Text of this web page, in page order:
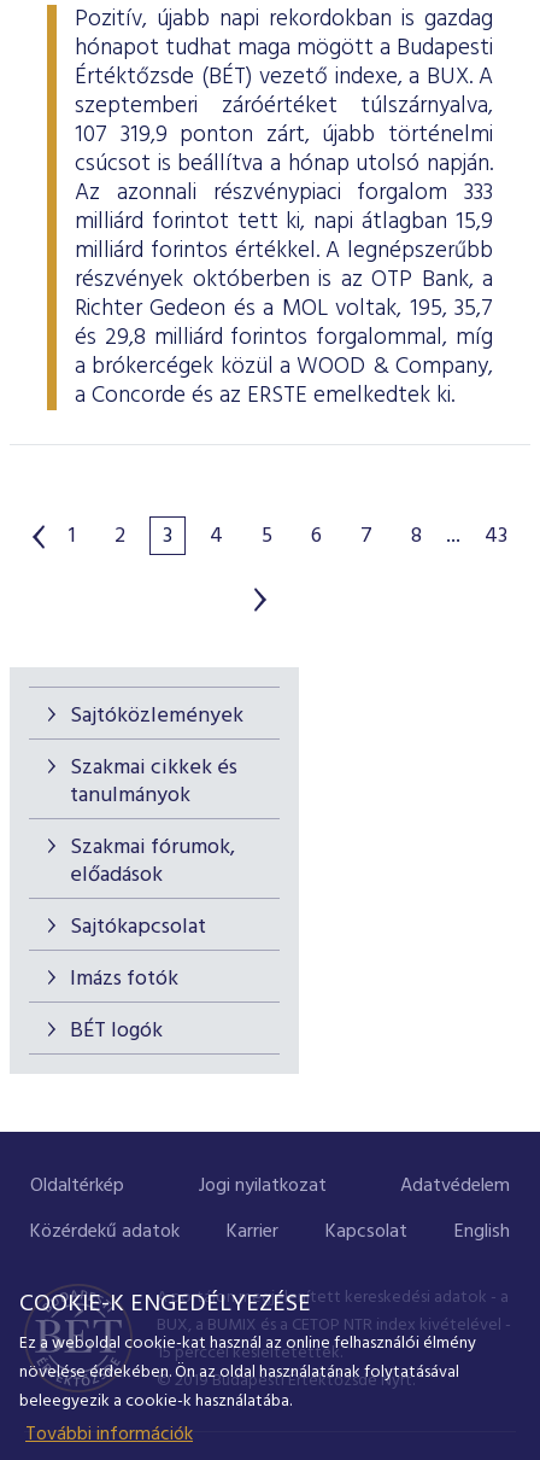
Sajtóközlemények
Szakmai cikkek és
tanulmányok
Szakmai fórumok,
előadások
Sajtókapcsolat
Imázs fotók
BÉT logók
Pozitív, újabb napi rekordokban is gazdag
hónapot tudhat maga mögött a Budapesti
Értéktőzsde (BÉT) vezető indexe, a BUX. A
szeptemberi záróértéket túlszárnyalva,
107 319,9 ponton zárt, újabb történelmi
csúcsot is beállítva a hónap utolsó napján.
Az azonnali részvénypiaci forgalom 333
milliárd forintot tett ki, napi átlagban 15,9
milliárd forintos értékkel. A legnépszerűbb
részvények októberben is az OTP Bank, a
Richter Gedeon és a MOL voltak, 195, 35,7
és 29,8 milliárd forintos forgalommal, míg
a brókercégek közül a WOOD & Company,
a Concorde és az ERSTE emelkedtek ki.
1 2 3 4 5 6 7 8 ... 43
Oldaltérkép Jogi nyilatkozat
Adatvédelem
Közérdekű adatok
Karrier Kapcsolat English
A portálon megjelenített kereskedési adatok - a
BUX, a BUMIX és a CETOP NTR index kivételével -
15 perccel késleltetettek.
© 2019 Budapesti Értéktőzsde Nyrt.
COOKIE-K ENGEDÉLYEZÉSE
Ez a weboldal cookie-kat használ az online felhasználói élmény
növelése érdekében. Ön az oldal használatának folytatásával
beleegyezik a cookie-k használatába.
További információk